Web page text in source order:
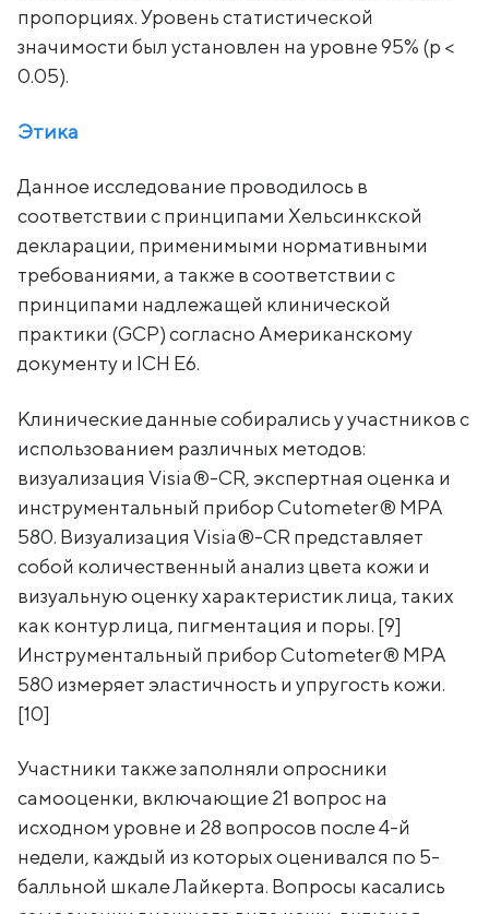
пропорциях. Уровень статистической
значимости был установлен на уровне 95% (p <
0.05).
Этика
Данное исследование проводилось в
соответствии с принципами Хельсинкской
декларации, применимыми нормативными
требованиями, а также в соответствии с
принципами надлежащей клинической
практики (GCP) согласно Американскому
документу и ICH E6.
Клинические данные собирались у участников с
использованием различных методов:
визуализация Visia®-CR, экспертная оценка и
инструментальный прибор Cutometer® MPA
580. Визуализация Visia®-CR представляет
собой количественный анализ цвета кожи и
визуальную оценку характеристик лица, таких
как контур лица, пигментация и поры. [9]
Инструментальный прибор Cutometer® MPA
580 измеряет эластичность и упругость кожи.
[10]
Участники также заполняли опросники
самооценки, включающие 21 вопрос на
исходном уровне и 28 вопросов после 4-й
недели, каждый из которых оценивался по 5-
балльной шкале Лайкерта. Вопросы касались